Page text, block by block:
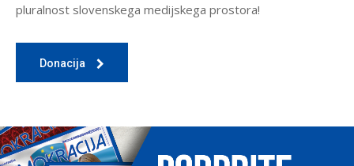
pluralnost slovenskega medijskega prostora!
Donacija